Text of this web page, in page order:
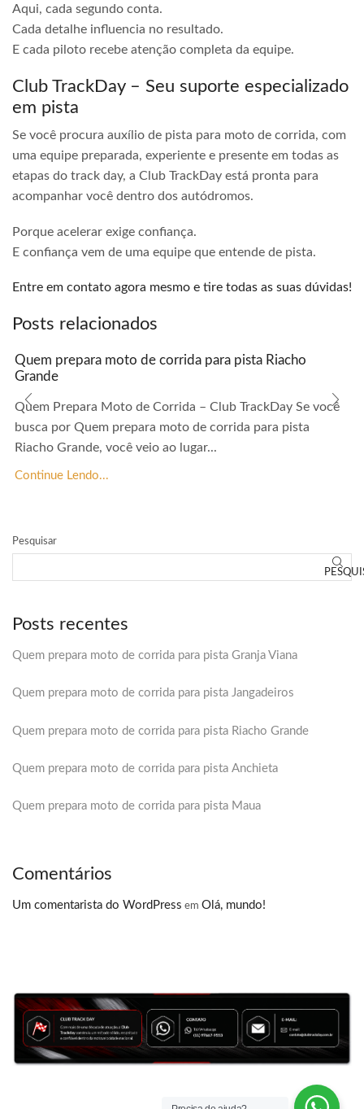
Aqui, cada segundo conta.
Cada detalhe influencia no resultado.
E cada piloto recebe atenção completa da equipe.
Club TrackDay – Seu suporte especializado
em pista
Se você procura auxílio de pista para moto de corrida, com
uma equipe preparada, experiente e presente em todas as
etapas do track day, a Club TrackDay está pronta para
acompanhar você dentro dos autódromos.
Porque acelerar exige confiança.
E confiança vem de uma equipe que entende de pista.
Entre em contato agora mesmo e tire todas as suas dúvidas!
Posts relacionados
Quem prepara moto de corrida para pista Riacho
Grande
Quem Prepara Moto de Corrida – Club TrackDay Se você
busca por Quem prepara moto de corrida para pista
Riacho Grande, você veio ao lugar...
Continue Lendo...
Pesquisar
Posts recentes
Quem prepara moto de corrida para pista Granja Viana
Quem prepara moto de corrida para pista Jangadeiros
Quem prepara moto de corrida para pista Riacho Grande
Quem prepara moto de corrida para pista Anchieta
Quem prepara moto de corrida para pista Maua
Comentários
Um comentarista do WordPress em Olá, mundo!